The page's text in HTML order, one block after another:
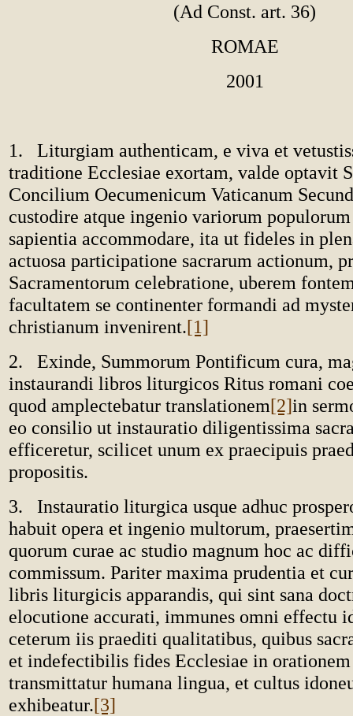
(Ad Const. art. 36)
ROMAE
2001
1. Liturgiam authenticam, e viva et
traditione Ecclesiae exortam, valde optavit
Concilium Oecumenicum Vaticanum
custodire atque ingenio variorum
sapientia accommodare, ita ut fideles in
actuosa participatione sacrarum actionum,
Sacramentorum celebratione, uberem
facultatem se continenter formandi ad
christianum invenirent.[1]
2. Exinde, Summorum Pontificum cura,
instaurandi libros liturgicos Ritus romani
quod amplectebatur translationem[2]in
eo consilio ut instauratio diligentissima
efficeretur, scilicet unum ex praecipuis
propositis.
3. Instauratio liturgica usque adhuc
habuit opera et ingenio multorum,
quorum curae ac studio magnum hoc ac
commissum. Pariter maxima prudentia et
libris liturgicis apparandis, qui sint sana
elocutione accurati, immunes omni effectu
ceterum iis praediti qualitatibus, quibus
et indefectibilis fides Ecclesiae in
transmittatur humana lingua, et cultus
exhibeatur.[3]